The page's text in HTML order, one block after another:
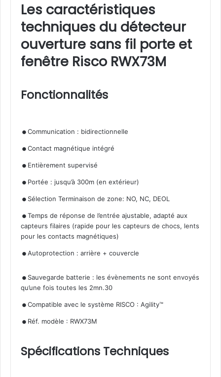
Les caractéristiques
techniques du détecteur
ouverture sans fil porte et
fenêtre Risco RWX73M
Fonctionnalités
.Communication : bidirectionnelle
.Contact magnétique intégré
. Entièrement supervisé
. Portée : jusqu’à 300m (en extérieur)
. Sélection Terminaison de zone: NO, NC, DEOL
.Temps de réponse de l’entrée ajustable, adapté aux
capteurs filaires (rapide pour les capteurs de chocs, lents
pour les contacts magnétiques)
.Autoprotection : arrière + couvercle
. Sauvegarde batterie : les évènements ne sont envoyés
qu’une fois toutes les 2mn.30
.Compatible avec le système RISCO : Agility™
. Réf. modèle : RWX73M
Spécifications Techniques